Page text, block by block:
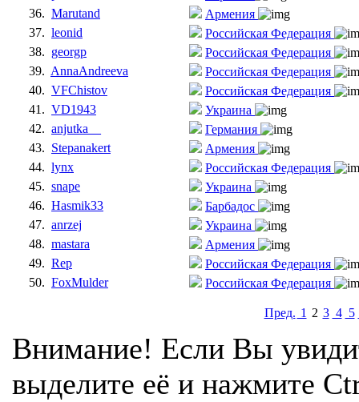
36. Marutand
Армения
37. leonid
Российская Федерация
38. georgp
Российская Федерация
39. AnnaAndreeva
Российская Федерация
40. VFChistov
Российская Федерация
41. VD1943
Украина
42. anjutka__
Германия
43. Stepanakert
Армения
44. lynx
Российская Федерация
45. snape
Украина
46. Hasmik33
Барбадос
47. anrzej
Украина
48. mastara
Армения
49. Rep
Российская Федерация
50. FoxMulder Российская Федерация
Пред. 1 2 3 4 5
Внимание! Если Вы
выделите её и нажмите